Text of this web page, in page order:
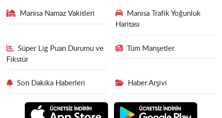
Manisa Namaz Vakitleri
Manisa Trafik Yoğunluk
Haritası
Süper Lig Puan Durumu ve
Fikstür
Tüm Manşetler
Son Dakika Haberleri Haber Arşivi